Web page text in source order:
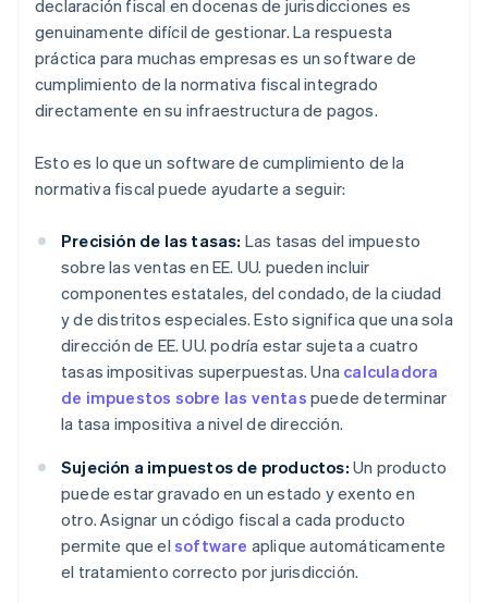
declaración fiscal en docenas de jurisdicciones es
genuinamente difícil de gestionar. La respuesta
práctica para muchas empresas es un software de
cumplimiento de la normativa fiscal integrado
directamente en su infraestructura de pagos.
Esto es lo que un software de cumplimiento de la
normativa fiscal puede ayudarte a seguir:
Precisión de las tasas: Las tasas del impuesto
sobre las ventas en EE. UU. pueden incluir
componentes estatales, del condado, de la ciudad
y de distritos especiales. Esto significa que una sola
dirección de EE. UU. podría estar sujeta a cuatro
tasas impositivas superpuestas. Una calculadora
de impuestos sobre las ventas puede determinar
la tasa impositiva a nivel de dirección.
Sujeción a impuestos de productos: Un producto
puede estar gravado en un estado y exento en
otro. Asignar un código fiscal a cada producto
permite que el software aplique automáticamente
el tratamiento correcto por jurisdicción.